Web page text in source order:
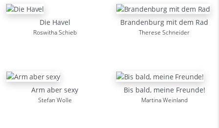
Die Havel
Roswitha Schieb
Brandenburg mit dem Rad
Therese Schneider
Arm aber sexy
Stefan Wolle
Bis bald, meine Freunde!
Martina Weinland